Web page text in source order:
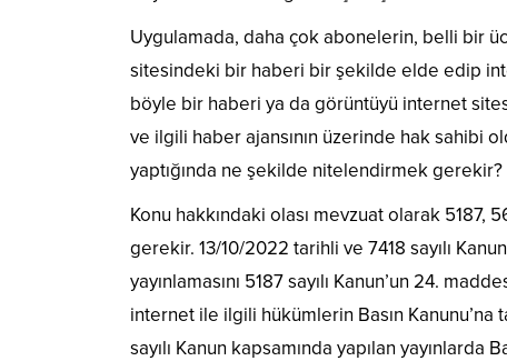
Uygulamada, daha çok abonelerin, belli bir
sitesindeki bir haberi bir şekilde elde edip
böyle bir haberi ya da görüntüyü internet
ve ilgili haber ajansının üzerinde hak sahibi
yaptığında ne şekilde nitelendirmek gerekir?
Konu hakkındaki olası mevzuat olarak 5187,
gerekir. 13/10/2022 tarihli ve 7418 sayılı
yayınlamasını 5187 sayılı Kanun’un 24.
internet ile ilgili hükümlerin Basın Kanunu’na
sayılı Kanun kapsamında yapılan yayınlarda